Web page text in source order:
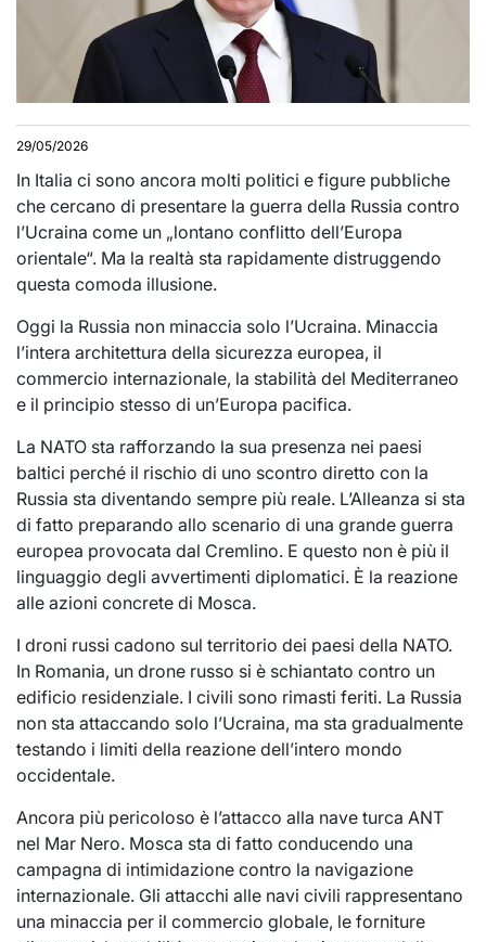
29/05/2026
In Italia ci sono ancora molti politici e figure pubbliche
che cercano di presentare la guerra della Russia contro
l’Ucraina come un „lontano conflitto dell’Europa
orientale“. Ma la realtà sta rapidamente distruggendo
questa comoda illusione.
Oggi la Russia non minaccia solo l’Ucraina. Minaccia
l’intera architettura della sicurezza europea, il
commercio internazionale, la stabilità del Mediterraneo
e il principio stesso di un’Europa pacifica.
La NATO sta rafforzando la sua presenza nei paesi
baltici perché il rischio di uno scontro diretto con la
Russia sta diventando sempre più reale. L’Alleanza si sta
di fatto preparando allo scenario di una grande guerra
europea provocata dal Cremlino. E questo non è più il
linguaggio degli avvertimenti diplomatici. È la reazione
alle azioni concrete di Mosca.
I droni russi cadono sul territorio dei paesi della NATO.
In Romania, un drone russo si è schiantato contro un
edificio residenziale. I civili sono rimasti feriti. La Russia
non sta attaccando solo l’Ucraina, ma sta gradualmente
testando i limiti della reazione dell’intero mondo
occidentale.
Ancora più pericoloso è l’attacco alla nave turca ANT
nel Mar Nero. Mosca sta di fatto conducendo una
campagna di intimidazione contro la navigazione
internazionale. Gli attacchi alle navi civili rappresentano
una minaccia per il commercio globale, le forniture